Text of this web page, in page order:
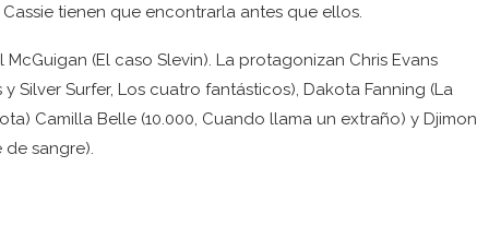
tienen que encontrarla antes que ellos.
(El caso Slevin). La protagonizan Chris Evans
Silver Surfer, Los cuatro fantásticos), Dakota Fanning (La
Camilla Belle (10.000, Cuando llama un extraño) y Djimon
de sangre).